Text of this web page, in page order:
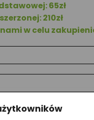
65zł
210zł
w celu